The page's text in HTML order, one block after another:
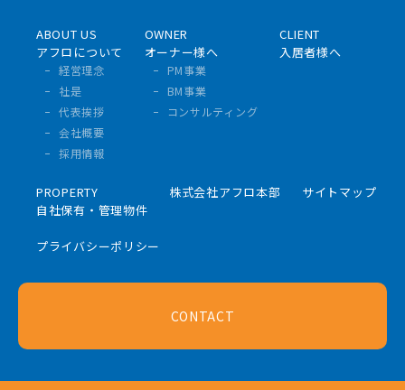
ABOUT US
アフロについて
経営理念
社是
代表挨拶
会社概要
採用情報
OWNER
オーナー様へ
PM事業
BM事業
コンサルティング
CLIENT
入居者様へ
PROPERTY
自社保有・管理物件
株式会社アフロ本部 サイトマップ
プライバシーポリシー
CONTACT